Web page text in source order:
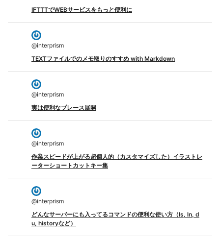
IFTTTでWEBサービスをもっと便利に
@interprism
TEXTファイルでのメモ取りのすすめ with Markdown
@interprism
実は便利なブレース展開
@interprism
作業スピードが上がる超個人的（カスタマイズした）イラストレ
ーターショートカットキー集
@interprism
どんなサーバーにも入ってるコマンドの便利な使い方（ls, ln, d
u, historyなど）